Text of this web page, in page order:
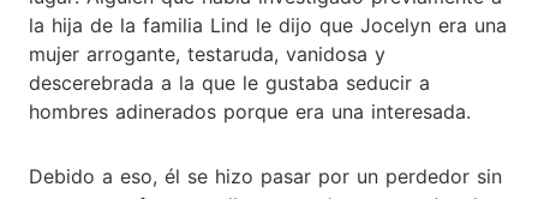
la hija de la familia Lind le dijo que Jocelyn era una
mujer arrogante, testaruda, vanidosa y
descerebrada a la que le gustaba seducir a
hombres adinerados porque era una interesada.
Debido a eso, él se hizo pasar por un perdedor sin